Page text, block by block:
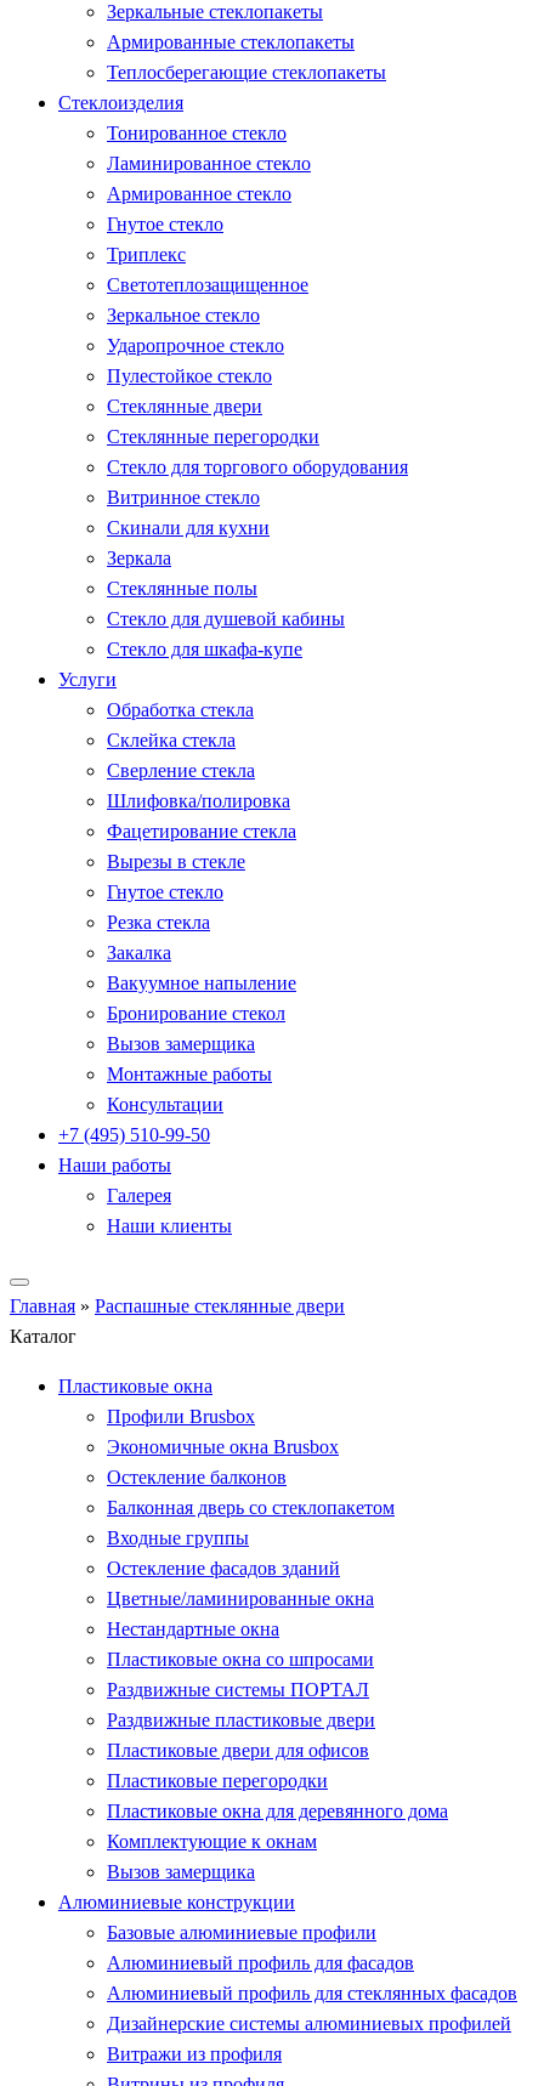
Зеркальные стеклопакеты
Армированные стеклопакеты
Теплосберегающие стеклопакеты
Стеклоизделия
Тонированное стекло
Ламинированное стекло
Армированное стекло
Гнутое стекло
Триплекс
Светотеплозащищенное
Зеркальное стекло
Ударопрочное стекло
Пулестойкое стекло
Стеклянные двери
Стеклянные перегородки
Стекло для торгового оборудования
Витринное стекло
Скинали для кухни
Зеркала
Стеклянные полы
Стекло для душевой кабины
Стекло для шкафа-купе
Услуги
Обработка стекла
Склейка стекла
Сверление стекла
Шлифовка/полировка
Фацетирование стекла
Вырезы в стекле
Гнутое стекло
Резка стекла
Закалка
Вакуумное напыление
Бронирование стекол
Вызов замерщика
Монтажные работы
Консультации
+7 (495) 510-99-50
Наши работы
Галерея
Наши клиенты
Главная » Распашные стеклянные двери
Каталог
Пластиковые окна
Профили Brusbox
Экономичные окна Brusbox
Остекление балконов
Балконная дверь со стеклопакетом
Входные группы
Остекление фасадов зданий
Цветные/ламинированные окна
Нестандартные окна
Пластиковые окна со шпросами
Раздвижные системы ПОРТАЛ
Раздвижные пластиковые двери
Пластиковые двери для офисов
Пластиковые перегородки
Пластиковые окна для деревянного дома
Комплектующие к окнам
Вызов замерщика
Алюминиевые конструкции
Базовые алюминиевые профили
Алюминиевый профиль для фасадов
Алюминиевый профиль для стеклянных фасадов
Дизайнерские системы алюминиевых профилей
Витражи из профиля